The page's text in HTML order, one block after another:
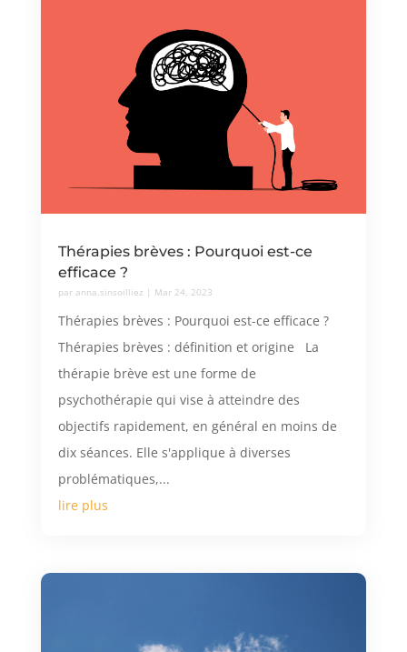
Thérapies brèves : Pourquoi est-ce
efficace ?
par anna.sinsoilliez | Mar 24, 2023
Thérapies brèves : Pourquoi est-ce efficace ?
Thérapies brèves : définition et origine La
thérapie brève est une forme de
psychothérapie qui vise à atteindre des
objectifs rapidement, en général en moins de
dix séances. Elle s'applique à diverses
problématiques,...
lire plus